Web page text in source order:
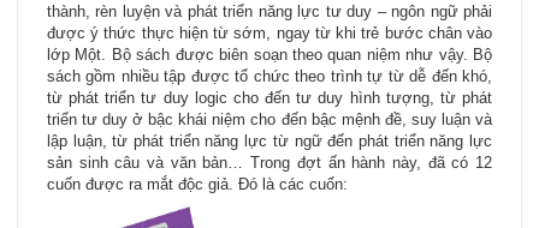
thành, rèn luyện và phát triển năng lực tư duy – ngôn ngữ phải
được ý thức thực hiện từ sớm, ngay từ khi trẻ bước chân vào
lớp Một. Bộ sách được biên soạn theo quan niệm như vậy. Bộ
sách gồm nhiều tập được tổ chức theo trình tự từ dễ đến khó,
từ phát triển tư duy logic cho đến tư duy hình tượng, từ phát
triển tư duy ở bậc khái niệm cho đến bậc mệnh đề, suy luận và
lập luận, từ phát triển năng lực từ ngữ đến phát triển năng lực
sản sinh câu và văn bản… Trong đợt ấn hành này, đã có 12
cuốn được ra mắt độc giả. Đó là các cuốn: